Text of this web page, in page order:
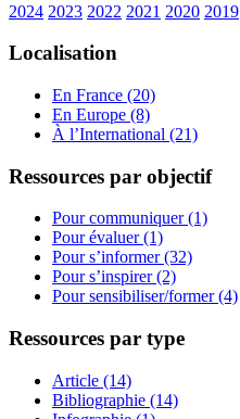
2024 2023 2022 2021 2020 2019
Localisation
En France (20)
En Europe (8)
À l’International (21)
Ressources par objectif
Pour communiquer (1)
Pour évaluer (1)
Pour s’informer (32)
Pour s’inspirer (2)
Pour sensibiliser/former (4)
Ressources par type
Article (14)
Bibliographie (14)